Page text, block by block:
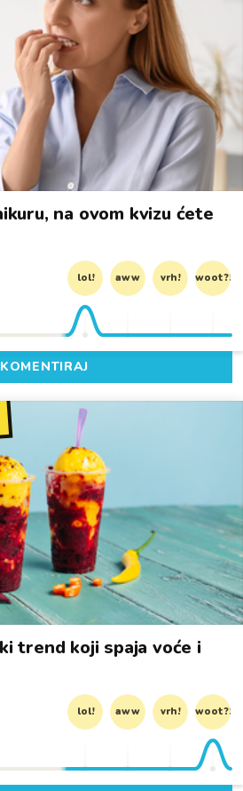
na ovom kvizu ćete
lol! aww vrh! woot?!
KOMENTIRAJ
trend koji spaja voće i
lol! aww vrh! woot?!